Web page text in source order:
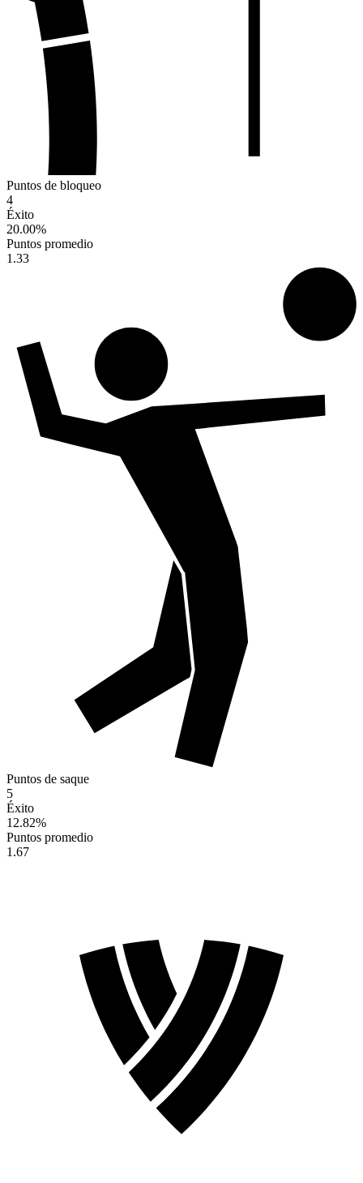
Puntos de bloqueo
4
Éxito
20.00%
Puntos promedio
1.33
Puntos de saque
5
Éxito
12.82%
Puntos promedio
1.67